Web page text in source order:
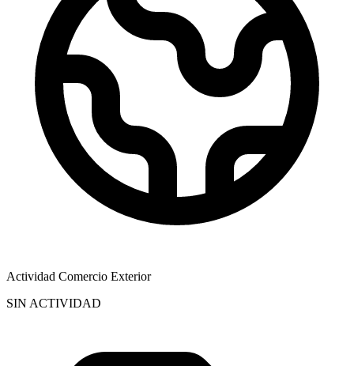
Actividad Comercio Exterior
SIN ACTIVIDAD